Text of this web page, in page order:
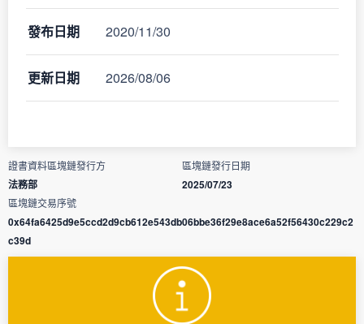
發布日期 2020/11/30
更新日期 2026/08/06
證書資料區塊鏈發行方
法務部
區塊鏈發行日期
2025/07/23
區塊鏈交易序號
0x64fa6425d9e5ccd2d9cb612e543db06bbe36f29e8ace6a52f56430c229c2
c39d